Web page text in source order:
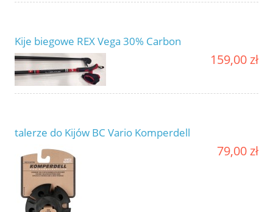
Kije biegowe REX Vega 30% Carbon
159,00 zł
talerze do Kijów BC Vario Komperdell
79,00 zł